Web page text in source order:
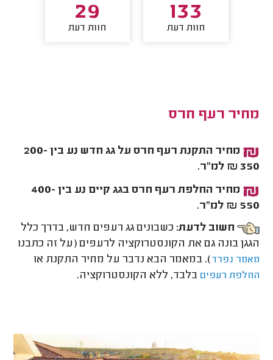
133
חוות דעת
29
חוות דעת
מחיר רעף חרס
מחיר התקנת רעף חרס על גג חדש נע בין 200-
350 ₪ למ"ר.
מחיר החלפת רעף חרס בגג קיים נע בין 400-
550 ₪ למ"ר.
חשוב לדעת: כשבונים גג רעפים חדש, בדרך כלל
הגגן בונה גם את הקונסטרוקציה לרעפים (על זה כתבנו
מאמר נפרד). במאמר הבא נדבר על מחיר התקנת או
החלפת רעפים בלבד, ללא הקונסטרוקציה.